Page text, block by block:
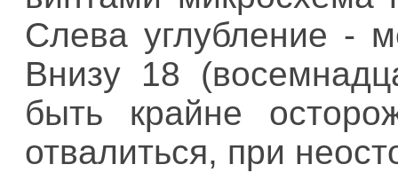
Слева углубление -
Внизу 18
быть крайне
отвалиться, при